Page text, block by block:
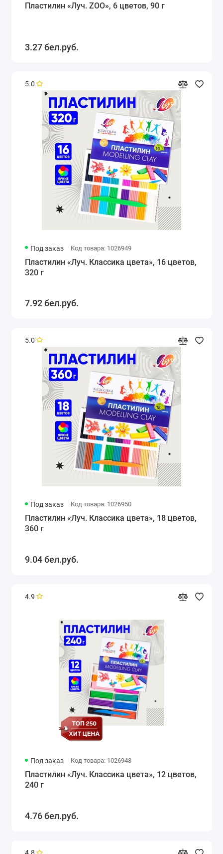
Пластилин «Луч. ZOO», 6 цветов, 90 г
3.27 бел.руб.
5.0
Под заказ Код товара: 1026949
Пластилин «Луч. Классика цвета», 16 цветов,
320 г
7.92 бел.руб.
5.0
Под заказ Код товара: 1026950
Пластилин «Луч. Классика цвета», 18 цветов,
360 г
9.04 бел.руб.
4.9
Под заказ Код товара: 1026948
Пластилин «Луч. Классика цвета», 12 цветов,
240 г
4.76 бел.руб.